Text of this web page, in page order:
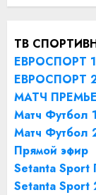
ТВ
ЕВРОСПОРТ
ЕВРОСПОРТ
МАТЧ
Матч Футбол
Матч Футбол
Прямой эфир
Setanta Sport
Setanta Sport